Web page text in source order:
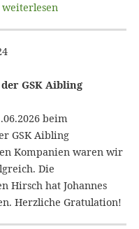
weiterlesen
GSK Aibling
beim
GSK Aibling
Kompanien waren wir
Die
Hirsch hat Johannes
Herzliche Gratulation!